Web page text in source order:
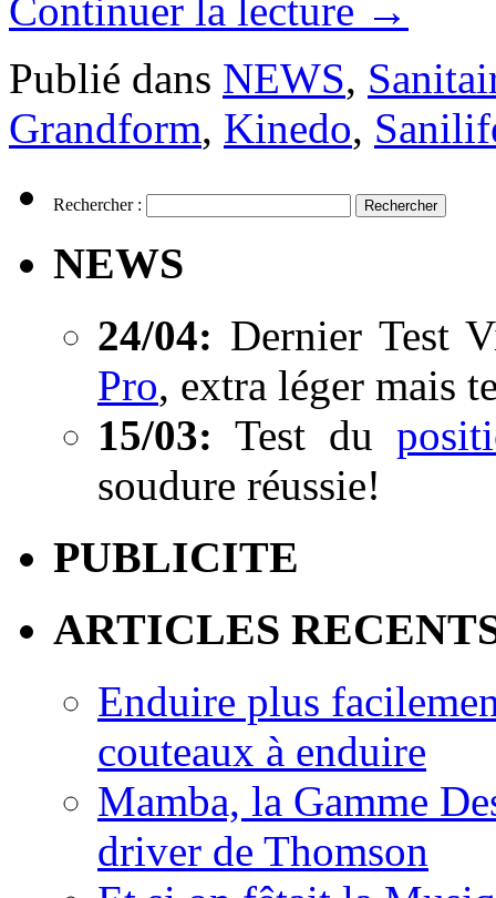
Continuer la lecture →
Publié dans NEWS,
Grandform, Kinedo,
Rechercher :
NEWS
24/04: Dernier Test
Pro, extra léger mais
15/03: Test du
soudure réussie!
PUBLICITE
ARTICLES
Enduire plus
couteaux à enduire
Mamba, la Gamme
driver de Thomson